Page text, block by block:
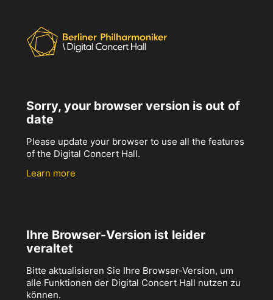
Sorry, your browser version is out of
date
Please update your browser to use all the features
of the Digital Concert Hall.
Learn more
Ihre Browser-Version ist leider
veraltet
Bitte aktualisieren Sie Ihre Browser-Version, um
alle Funktionen der Digital Concert Hall nutzen zu
können.